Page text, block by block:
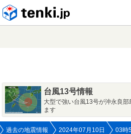
台風13号情報
大型で強い台風13号が沖永良
ます
過去の地震情報 2024年07月10日 03時